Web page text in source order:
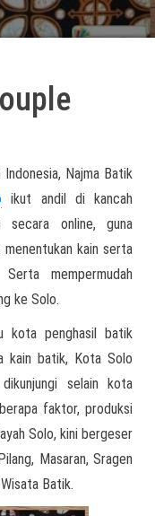
Najma Batik
ikut andil di kancah
secara online, guna
menentukan kain serta
mempermudah
ke Solo.
kota penghasil batik
kain batik, Kota Solo
selain kota
faktor, produksi
Solo, kini bergeser
Masaran, Sragen
Batik.